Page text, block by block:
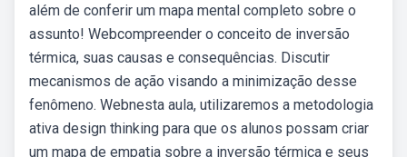
além de conferir um mapa mental completo sobre o
assunto! Webcompreender o conceito de inversão
térmica, suas causas e consequências. Discutir
mecanismos de ação visando a minimização desse
fenômeno. Webnesta aula, utilizaremos a metodologia
ativa design thinking para que os alunos possam criar
um mapa de empatia sobre a inversão térmica e seus